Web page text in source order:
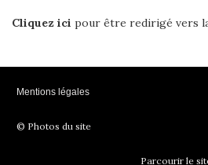
Cliquez ici pour être redirigé vers
Mentions légales
© Photos du site
Parcourir le